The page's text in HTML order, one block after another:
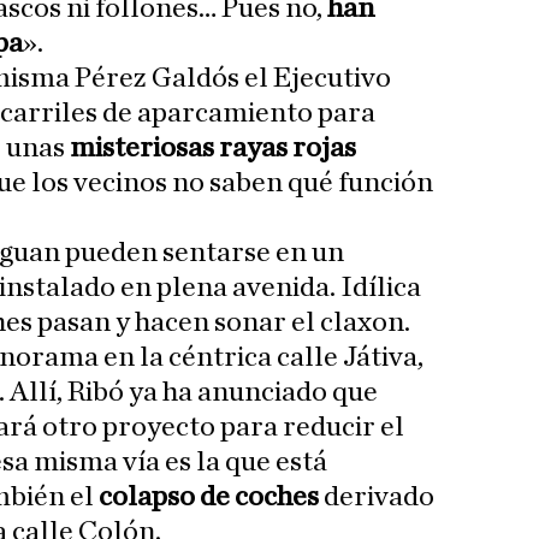
ni follones… Pues no, han
».
Pérez Galdós el Ejecutivo
de aparcamiento para
misteriosas rayas rojas
los vecinos no saben qué función
pueden sentarse en un
en plena avenida. Idílica
pasan y hacen sonar el claxon.
en la céntrica calle Játiva,
Ribó ya ha anunciado que
otro proyecto para reducir el
misma vía es la que está
el colapso de coches derivado
calle Colón.